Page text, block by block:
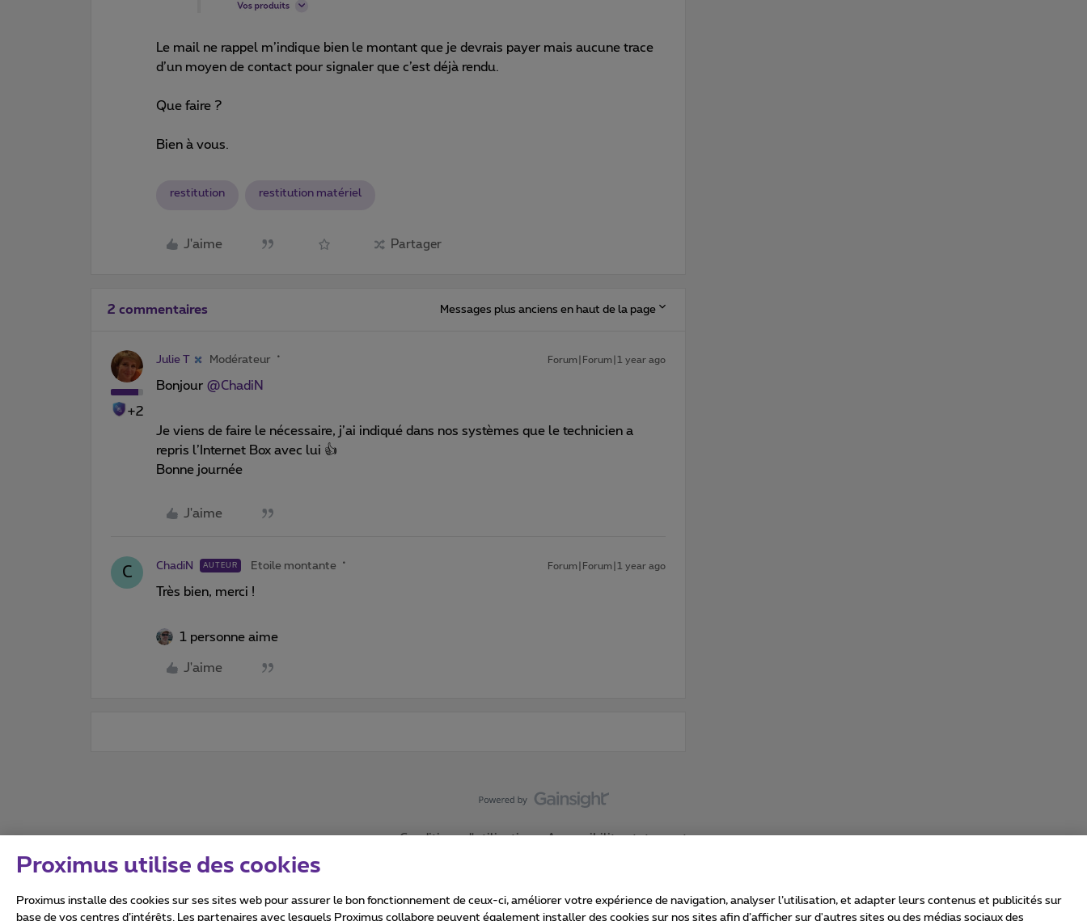
Le mail ne rappel m’indique bien le montant que je devrais payer mais aucune trace
d’un moyen de contact pour signaler que c’est déjà rendu.
Que faire ?
Bien à vous.​​​​​​​
restitution restitution matériel
J'aime Partager
2 commentaires Messages plus anciens en haut de la page
+2
Julie T Modérateur Forum|Forum|1 year ago
Bonjour ​ @ChadiN
Je viens de faire le nécessaire, j’ai indiqué dans nos systèmes que le technicien a
repris l’Internet Box avec lui 👍
Bonne journée
J'aime
C ChadiN AUTEUR Etoile montante Forum|Forum|1 year ago
Très bien, merci !
1 personne aime
J'aime
Conditions d'utilisation Accessibility statement
Proximus utilise des cookies
Proximus installe des cookies sur ses sites web pour assurer le bon fonctionnement de ceux-ci, améliorer votre expérience de navigation, analyser l’utilisation, et adapter leurs contenus et publicités sur
base de vos centres d’intérêts. Les partenaires avec lesquels Proximus collabore peuvent également installer des cookies sur nos sites afin d’afficher sur d'autres sites ou des médias sociaux des